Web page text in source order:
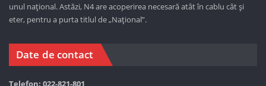
unul național. Astăzi, N4 are acoperirea necesară atât în cablu cât și
eter, pentru a purta titlul de „Național”.
Date de contact